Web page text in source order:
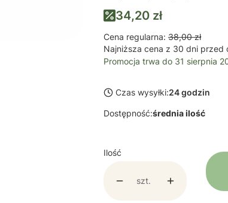
34,20 zł
Cena regularna: 38,00 zł
Najniższa cena z 30 dni przed
Promocja trwa do 31 sierpnia
Czas wysyłki:24 godzin
Dostępność:średnia ilość
Ilość
szt.